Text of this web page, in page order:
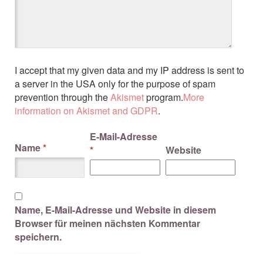
I accept that my given data and my IP address is sent to
a server in the USA only for the purpose of spam
prevention through theAkismetprogram.More
information on Akismet and GDPR.
Name*
E-Mail-Adresse
*
Website
Name, E-Mail-Adresse und Website in diesem
Browser für meinen nächsten Kommentar
speichern.